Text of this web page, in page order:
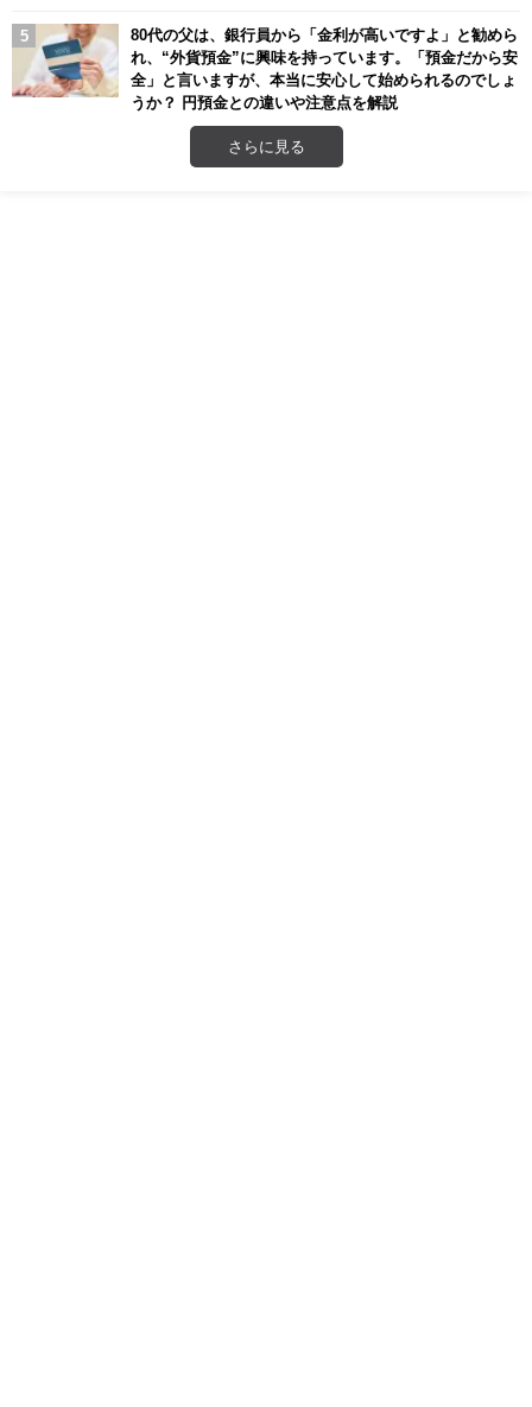
80代の父は、銀行員から「金利が高いですよ」と勧めら
れ、“外貨預金”に興味を持っています。「預金だから安
全」と言いますが、本当に安心して始められるのでしょ
うか？ 円預金との違いや注意点を解説
さらに見る